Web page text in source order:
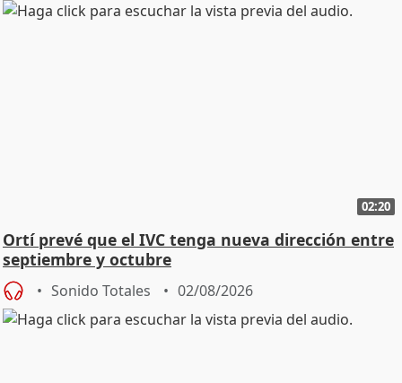
02:20
Ortí prevé que el IVC tenga nueva dirección entre
septiembre y octubre
Sonido Totales 02/08/2026